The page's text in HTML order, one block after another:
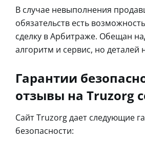
В случае невыполнения
обязательств есть
сделку в Арбитраже. Обещан
алгоритм и сервис, но деталей
Гарантии
отзывы на Truzorg
Сайт Truzorg дает следующие
безопасности: